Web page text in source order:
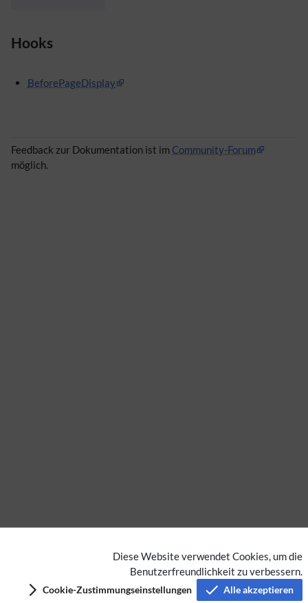
Diese Website verwendet Cookies, um die
Benutzerfreundlichkeit zu verbessern.
Cookie-Zustimmungseinstellungen Alle akzeptieren
Hooks
BeforePageDisplay
Feedback zur Dokumentation ist im Community-Forum
möglich.
Datenschutz